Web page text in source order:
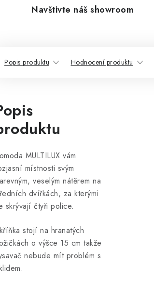
Navštivte náš showroom
Popis produktu Hodnocení produktu
MULTILUX vám
místnosti svým
veselým nátěrem na
dvířkách, za kterými
skrývají čtyři police.
stojí na hranatých
o výšce 15 cm takže
nebude mít problém s